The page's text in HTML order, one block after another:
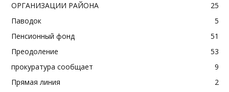
ОРГАНИЗАЦИИ РАЙОНА
25
Паводок
5
Пенсионный фонд
51
Преодоление
53
прокуратура сообщает
9
Прямая линия
2